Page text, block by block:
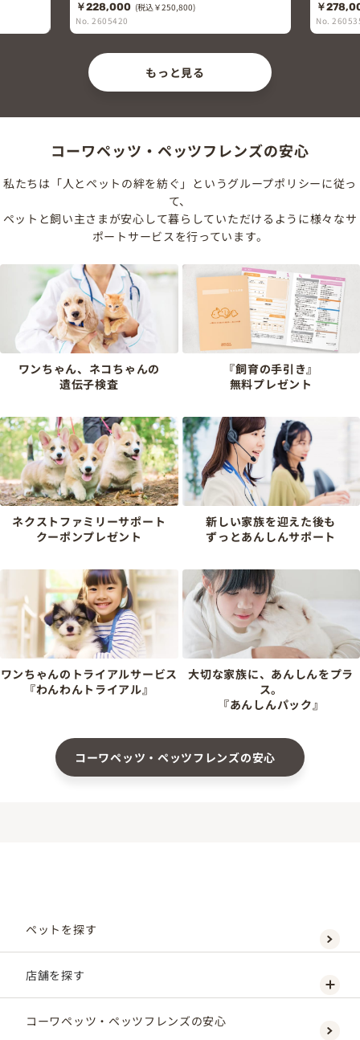
￥228,000 (税込￥250,800)
No. 2605420
￥
No.
もっと見る
コーワペッツ・ペッツフレンズの安心
私たちは「人とペットの絆を紡ぐ」というグループポリシーに従っ
て、
ペットと飼い主さまが安心して暮らしていただけるように様々なサ
ポートサービスを行っています。
ワンちゃん、ネコちゃんの
遺伝子検査
『飼育の手引き』
無料プレゼント
ネクストファミリーサポート
クーポンプレゼント
新しい家族を迎えた後も
ずっとあんしんサポート
ワンちゃんのトライアルサービス
『わんわんトライアル』
大切な家族に、あんしんをプラ
ス。
『あんしんパック』
コーワペッツ・ペッツフレンズの安心
ペットを探す
店舗を探す
コーワペッツ・ペッツフレンズの安心